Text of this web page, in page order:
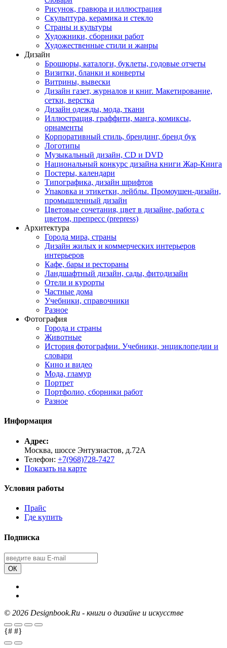
Рисунок, гравюра и иллюстрация
Скульптура, керамика и стекло
Страны и культуры
Художники, сборники работ
Художественные стили и жанры
Дизайн
Брошюры, каталоги, буклеты, годовые отчеты
Визитки, бланки и конверты
Витрины, вывески
Дизайн газет, журналов и книг. Макетирование,
сетки, верстка
Дизайн одежды, мода, ткани
Иллюстрация, граффити, манга, комиксы,
орнаменты
Корпоративный стиль, брендинг, бренд бук
Логотипы
Музыкальный дизайн, СD и DVD
Национальный конкурс дизайна книги Жар-Книга
Постеры, календари
Типографика, дизайн шрифтов
Упаковка и этикетки, лейблы. Промоушен-дизайн,
промышленный дизайн
Цветовые сочетания, цвет в дизайне, работа с
цветом, препресс (prepress)
Архитектура
Города мира, страны
Дизайн жилых и коммерческих интерьеров
интерьеров
Кафе, бары и рестораны
Ландшафтный дизайн, сады, фитодизайн
Отели и курорты
Частные дома
Учебники, справочники
Разное
Фотография
Города и страны
Животные
История фотографии. Учебники, энциклопедии и
словари
Кино и видео
Мода, гламур
Портрет
Портфолио, сборники работ
Разное
Информация
Адрес:
Москва, шоссе Энтузиастов, д.72А
Телефон: +7(968)728-7427
Показать на карте
Условия работы
Прайс
Где купить
Подписка
ОК
© 2026 Designbook.Ru - книги о дизайне и искусстве
{# #}